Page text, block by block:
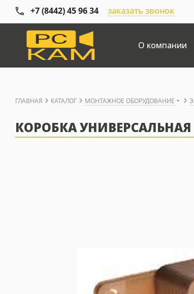
+7 (8442) 45 96 34 заказать звонок
О компании
ГЛАВНАЯ КАТАЛОГ МОНТАЖНОЕ ОБОРУДОВАНИЕ
КОРОБКА